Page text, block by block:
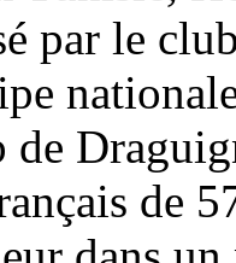
par le
de
de